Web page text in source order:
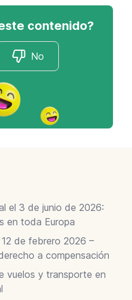
contenido?
No
el 3 de junio de 2026:
en toda Europa
de febrero 2026 –
a compensación
vuelos y transporte en